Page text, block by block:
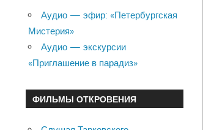
Аудио — эфир: «Петербургская
Мистерия»
Аудио — экскурсии
«Приглашение в парадиз»
ФИЛЬМЫ ОТКРОВЕНИЯ